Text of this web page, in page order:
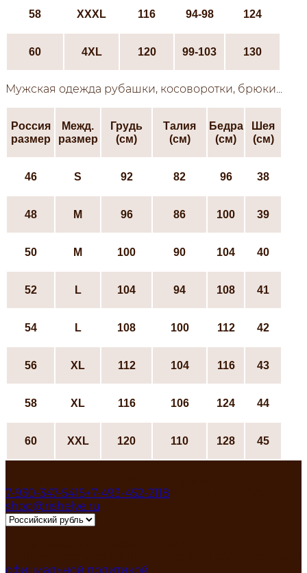
58 XXXL 116 94-98 124
60 4XL 120 99-103 130
Мужская одежда рубашки, косоворотки, брюки...
Россия
размер
Межд.
размер
Грудь
(см)
Талия
(см)
Бедра
(см)
Шея
(см)
46 S 92 82 96 38
48 М 96 86 100 39
50 М 100 90 104 40
52 L 104 94 108 41
54 L 108 100 112 42
56 ХL 112 104 116 43
58 ХL 116 106 124 44
60 XXL 120 110 128 45
7-930-347-5415+7-493-452-2118
shop@rishelye.ru
официальной политикой